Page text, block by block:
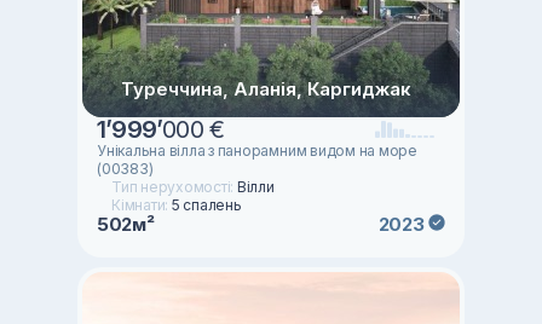
Туреччина, Аланія, Каргиджак
1’999’000 €
Унікальна вілла з панорамним видом на море
(00383)
Тип нерухомості: Вілли
Кімнати: 5 спалень
502м² 2023